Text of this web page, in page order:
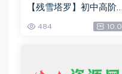
【残雪塔罗】初中高阶
484 10.0